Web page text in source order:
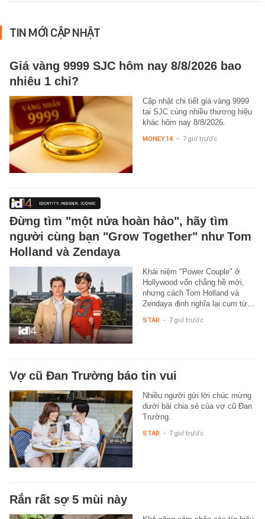
TIN MỚI CẬP NHẬT
Giá vàng 9999 SJC hôm nay 8/8/2026 bao
nhiêu 1 chỉ?
Cập nhật chi tiết giá vàng 9999
tại SJC cùng nhiều thương hiệu
khác hôm nay 8/8/2026.
MONEY.14 - 7 giờ trước
Đừng tìm "một nửa hoàn hảo", hãy tìm
người cùng bạn "Grow Together" như Tom
Holland và Zendaya
Khái niệm "Power Couple" ở
Hollywood vốn chẳng hề mới,
nhưng cách Tom Holland và
Zendaya định nghĩa lại cụm từ…
STAR - 7 giờ trước
Vợ cũ Đan Trường báo tin vui
Nhiều người gửi lời chúc mừng
dưới bài chia sẻ của vợ cũ Đan
Trường.
STAR - 7 giờ trước
Rắn rất sợ 5 mùi này